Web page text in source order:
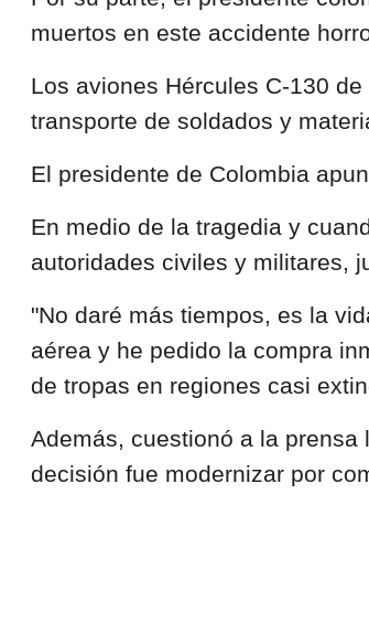
muertos en este accidente
Los aviones Hércules C-130
transporte de soldados y
El presidente de Colombia
En medio de la tragedia y
autoridades civiles y militares,
"No daré más tiempos, es la
aérea y he pedido la compra
de tropas en regiones casi
Además, cuestionó a la
decisión fue modernizar por